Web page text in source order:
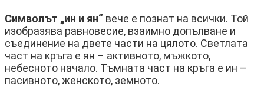
Символът „ин и ян“ вече е познат на всички. Той
изобразява равновесие, взаимно допълване и
съединение на двете части на цялото. Светлата
част на кръга е ян – активното, мъжкото,
небесното начало. Тъмната част на кръга е ин –
пасивното, женското, земното.